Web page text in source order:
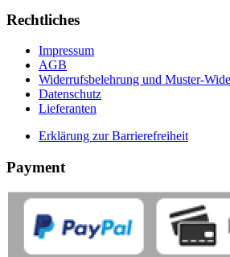
Rechtliches
Impressum
AGB
Widerrufsbelehrung und Muster-
Datenschutz
Lieferanten
Erklärung zur Barrierefreiheit
Payment